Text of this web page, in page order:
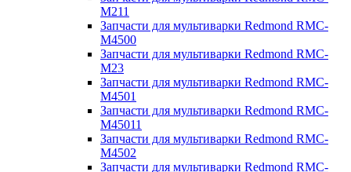
M211
Запчасти для мультиварки Redmond RMC-
M4500
Запчасти для мультиварки Redmond RMC-
M23
Запчасти для мультиварки Redmond RMC-
M4501
Запчасти для мультиварки Redmond RMC-
M45011
Запчасти для мультиварки Redmond RMC-
M4502
Запчасти для мультиварки Redmond RMC-